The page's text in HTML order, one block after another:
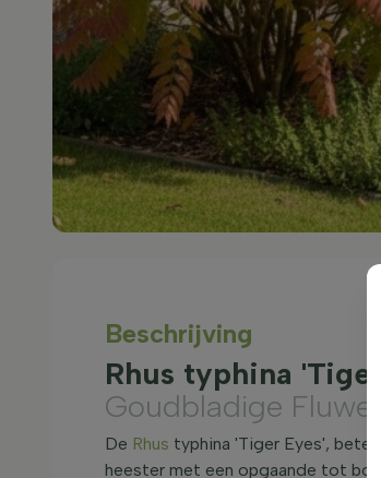
Beschrijving
Rhus typhina
Goudbladige
De Rhus typhina 'Tiger Eyes',
heester met een opgaande tot